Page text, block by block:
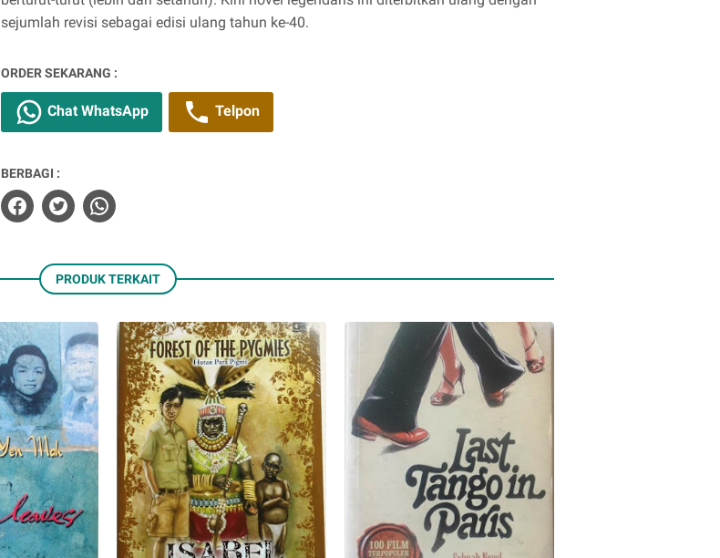
sejumlah revisi sebagai edisi ulang tahun ke-40.
ORDER SEKARANG :
Chat WhatsApp Telpon
BERBAGI :
PRODUK TERKAIT